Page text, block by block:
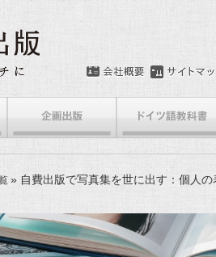
» 自費出版で写真集を世に出す：個人